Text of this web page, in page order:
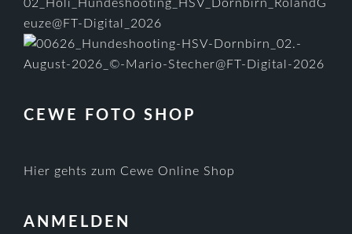
CEWE FOTO SHOP
Hier gehts zum Cewe Online Shop
ANMELDEN